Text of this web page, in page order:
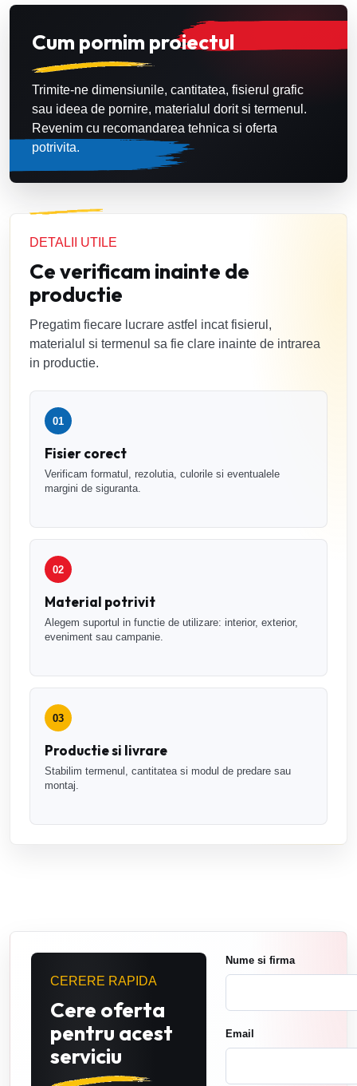
Cum pornim proiectul
Trimite-ne dimensiunile, cantitatea, fisierul grafic
sau ideea de pornire, materialul dorit si termenul.
Revenim cu recomandarea tehnica si oferta
potrivita.
DETALII UTILE
Ce verificam inainte de
productie
Pregatim fiecare lucrare astfel incat fisierul,
materialul si termenul sa fie clare inainte de intrarea
in productie.
01
Fisier corect
Verificam formatul, rezolutia, culorile si eventualele
margini de siguranta.
02
Material potrivit
Alegem suportul in functie de utilizare: interior, exterior,
eveniment sau campanie.
03
Productie si livrare
Stabilim termenul, cantitatea si modul de predare sau
montaj.
CERERE RAPIDA
Cere oferta
pentru acest
serviciu
Nume si firma
Email